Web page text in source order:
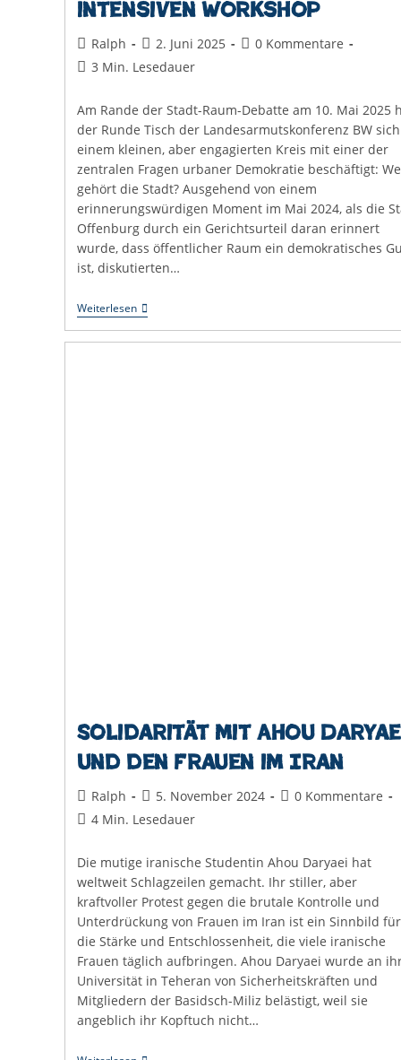
intensiven Workshop
Beitrags-
Autor:
Ralph
Beitrag
veröffentlicht:
2. Juni 2025
Beitrags-
0 Kommentare
Lesedauer:
3 Min. Lesedauer
Am Rande der Stadt-Raum-Debatte am 10. Mai 2025
der Runde Tisch der Landesarmutskonferenz BW
einem kleinen, aber engagierten Kreis mit einer der
zentralen Fragen urbaner Demokratie beschäftigt:
gehört die Stadt? Ausgehend von einem
erinnerungswürdigen Moment im Mai 2024, als die
Offenburg durch ein Gerichtsurteil daran erinnert
wurde, dass öffentlicher Raum ein demokratisches
ist, diskutierten…
WeiterlesenWem
Gehört
Solidarität mit Ahou
und den Frauen im Iran
Beitrags-
Autor:
Ralph
Beitrag
veröffentlicht:
5. November 2024
Beitrags-
0 Kommentare
Lesedauer:
4 Min. Lesedauer
Die mutige iranische Studentin Ahou Daryaei hat
weltweit Schlagzeilen gemacht. Ihr stiller, aber
kraftvoller Protest gegen die brutale Kontrolle und
Unterdrückung von Frauen im Iran ist ein Sinnbild für
die Stärke und Entschlossenheit, die viele iranische
Frauen täglich aufbringen. Ahou Daryaei wurde an
Universität in Teheran von Sicherheitskräften und
Mitgliedern der Basidsch-Miliz belästigt, weil sie
angeblich ihr Kopftuch nicht…